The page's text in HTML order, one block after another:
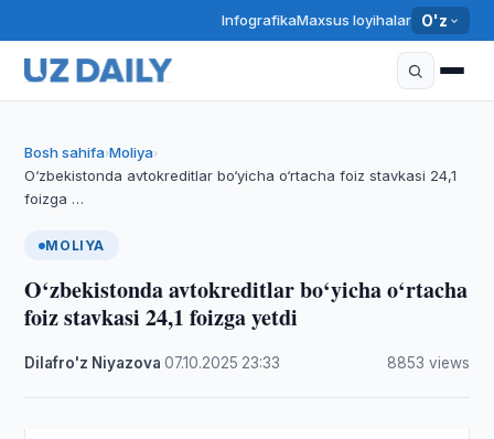
InfografikaMaxsus loyihalar O'z
Bosh sahifa›Moliya›
O‘zbekistonda avtokreditlar bo‘yicha o‘rtacha foiz stavkasi 24,1
foizga …
MOLIYA
O‘zbekistonda avtokreditlar bo‘yicha o‘rtacha
foiz stavkasi 24,1 foizga yetdi
Dilafro'z Niyazova ·07.10.2025 23:33 8853 views